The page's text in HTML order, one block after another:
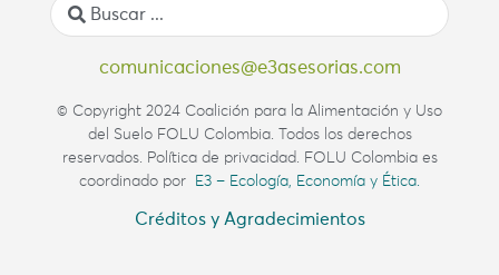
comunicaciones@e3asesorias.com
© Copyright 2024 Coalición para la Alimentación y Uso
del Suelo FOLU Colombia. Todos los derechos
reservados. Política de privacidad. FOLU Colombia es
coordinado por E3 – Ecología, Economía y Ética.
Créditos y Agradecimientos